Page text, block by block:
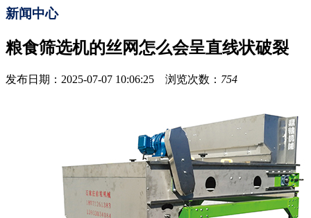
新闻中心
粮食筛选机的丝网怎么会呈直线状破裂
发布日期：2025-07-07 10:06:25 浏览次数： 754